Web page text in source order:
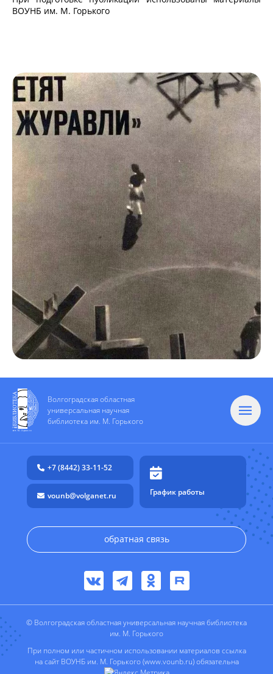
ВОУНБ им. М. Горького
Волгоградская областная
универсальная научная
библиотека им. М. Горького
+7 (8442) 33-11-52
vounb@volganet.ru График работы
обратная связь
© Волгоградская областная универсальная научная библиотека
им. М. Горького
При полном или частичном использовании материалов ссылка
на сайт ВОУНБ им. М. Горького (www.vounb.ru) обязательна